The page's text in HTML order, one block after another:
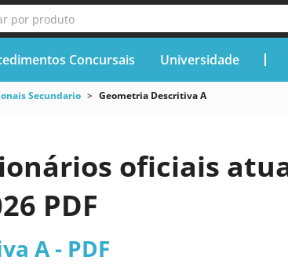
por produto
Concursais Universidade
Secundario Geometria Descritiva A
oficiais
PDF
A - PDF